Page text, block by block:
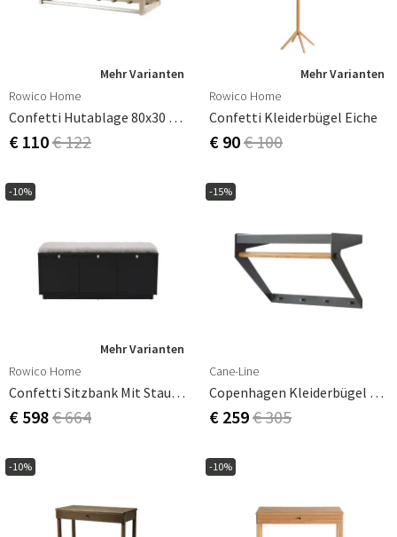
Mehr Varianten
Rowico Home
Confetti Hutablage 80x30 Cm Weiß Pigmentierte Eiche
€ 110€ 122
Mehr Varianten
Rowico Home
Confetti Kleiderbügel Eiche
€ 90€ 100
-10%
Mehr Varianten
Rowico Home
Confetti Sitzbank Mit Stauraum In Schwarz Gebeizter Eiche/Schafslederoptik
€ 598€ 664
-15%
Cane-Line
Copenhagen Kleiderbügel Lava Grau / Teak
€ 259€ 305
-10% -10%